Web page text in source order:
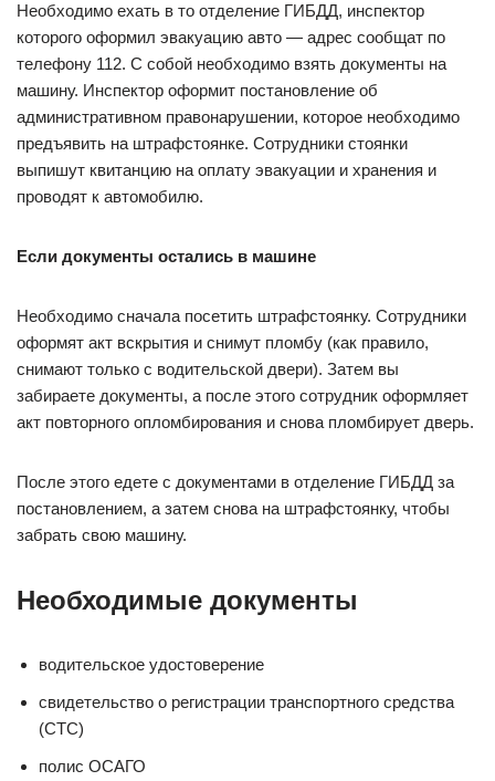
Необходимо ехать в то отделение ГИБДД, инспектор
которого оформил эвакуацию авто — адрес сообщат по
телефону 112. С собой необходимо взять документы на
машину. Инспектор оформит постановление об
административном правонарушении, которое необходимо
предъявить на штрафстоянке. Сотрудники стоянки
выпишут квитанцию на оплату эвакуации и хранения и
проводят к автомобилю.
Если документы остались в машине
Необходимо сначала посетить штрафстоянку. Сотрудники
оформят акт вскрытия и снимут пломбу (как правило,
снимают только с водительской двери). Затем вы
забираете документы, а после этого сотрудник оформляет
акт повторного опломбирования и снова пломбирует дверь.
После этого едете с документами в отделение ГИБДД за
постановлением, а затем снова на штрафстоянку, чтобы
забрать свою машину.
Необходимые документы
водительское удостоверение
свидетельство о регистрации транспортного средства
(СТС)
полис ОСАГО